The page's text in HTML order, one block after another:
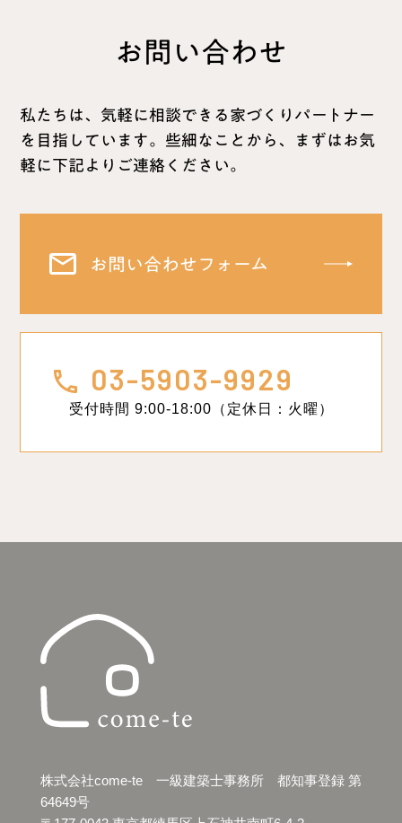
お問い合わせ
私たちは、気軽に相談できる家づくりパートナー
を⽬指しています。 些細なことから、まずはお気
軽に下記よりご連絡ください。
お問い合わせフォーム
03-5903-9929
受付時間 9:00-18:00（定休日：火曜）
株式会社come-te 一級建築士事務所 都知事登録 第
64649号